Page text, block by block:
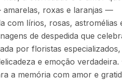
roxas e laranjas —
com lírios, rosas, astromélias
de despedida que
por floristas especializados,
e emoção verdadeira.
a memória com amor e